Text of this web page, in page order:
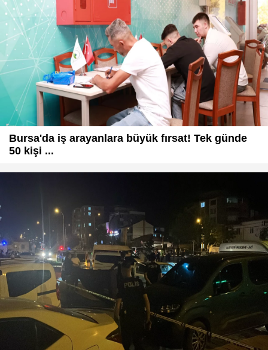
Bursa'da iş arayanlara büyük fırsat! Tek günde
50 kişi ...